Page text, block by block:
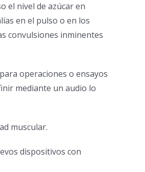
el nivel de azúcar en
en el pulso o en los
convulsiones inminentes
operaciones o ensayos
mediante un audio lo
muscular.
dispositivos con